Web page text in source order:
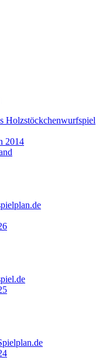
Holzstöckchenwurfspiel
2014